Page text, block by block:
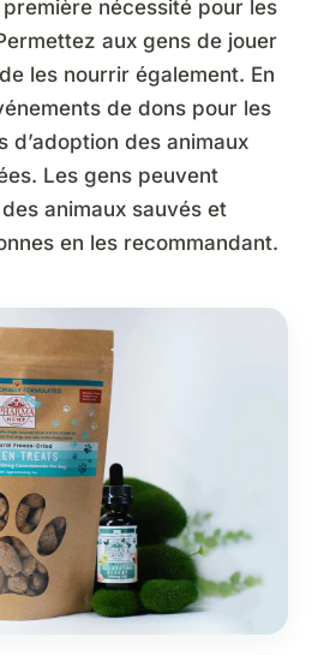
nécessité pour les
aux gens de jouer
les nourrir également. En
de dons pour les
d’adoption des animaux
Les gens peuvent
animaux sauvés et
en les recommandant.